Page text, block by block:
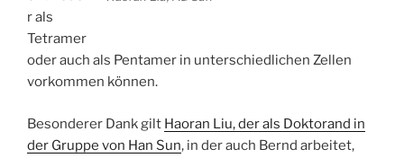
r als
Tetramer
oder auch als Pentamer in unterschiedlichen Zellen
vorkommen können.
Besonderer Dank gilt Haoran Liu, der als Doktorand in
der Gruppe von Han Sun, in der auch Bernd arbeitet,